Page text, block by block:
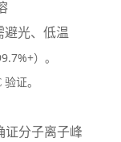
避光、低温
）。
证。
证分子离子峰